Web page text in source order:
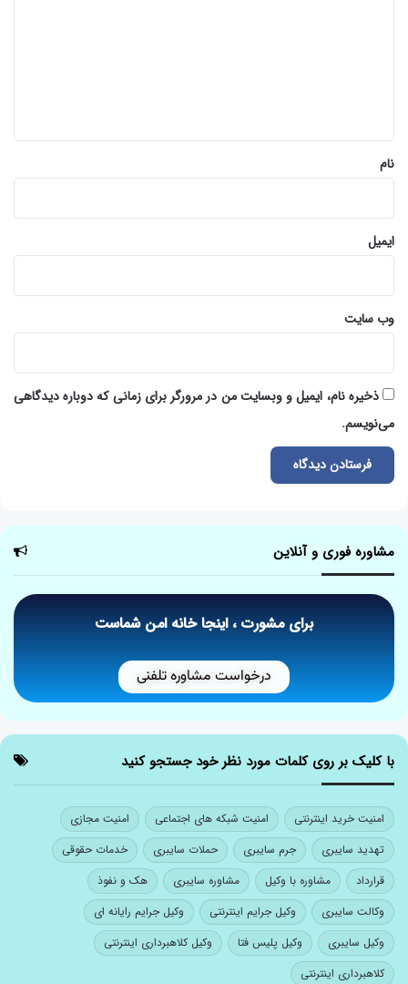
نام
ایمیل
وب‌ سایت
ذخیره نام، ایمیل و وبسایت من در مرورگر برای زمانی که دوباره دیدگاهی
می‌نویسم.
مشاوره فوری و آنلاین
برای مشورت ، اینجا خانه امن شماست
درخواست مشاوره تلفنی
با کلیک بر روی کلمات مورد نظر خود جستجو کنید
امنیت خرید اینترنتی امنیت شبکه های اجتماعی
امنیت مجازی
تهدید سایبری
جرم سایبری حملات سایبری
خدمات حقوقی
قرارداد
مشاوره با وکیل مشاوره سایبری
هک و نفوذ
وکالت سایبری
وکیل جرایم اینترنتی
وکیل جرایم رایانه ای
وکیل سایبری
وکیل پلیس فتا
وکیل کلاهبرداری اینترنتی
کلاهبرداری اینترنتی